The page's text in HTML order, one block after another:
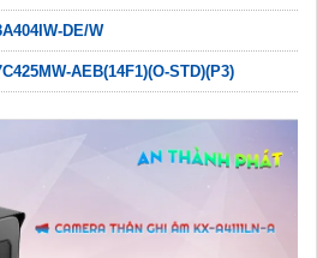
DE/W
AEB(14F1)(O-STD)(P3)